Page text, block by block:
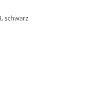
schwarz